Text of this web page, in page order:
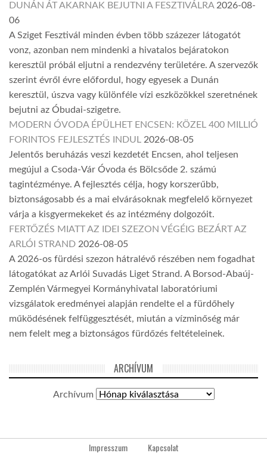
DUNÁN ÁT AKARNAK BEJUTNI A FESZTIVÁLRA 2026-08-
06
A Sziget Fesztivál minden évben több százezer látogatót
vonz, azonban nem mindenki a hivatalos bejáratokon
keresztül próbál eljutni a rendezvény területére. A szervezők
szerint évről évre előfordul, hogy egyesek a Dunán
keresztül, úszva vagy különféle vízi eszközökkel szeretnének
bejutni az Óbudai-szigetre.
MODERN ÓVODA ÉPÜLHET ENCSEN: KÖZEL 400 MILLIÓ
FORINTOS FEJLESZTÉS INDUL 2026-08-05
Jelentős beruházás veszi kezdetét Encsen, ahol teljesen
megújul a Csoda-Vár Óvoda és Bölcsőde 2. számú
tagintézménye. A fejlesztés célja, hogy korszerűbb,
biztonságosabb és a mai elvárásoknak megfelelő környezet
várja a kisgyermekeket és az intézmény dolgozóit.
FERTŐZÉS MIATT AZ IDEI SZEZON VÉGÉIG BEZÁRT AZ
ARLÓI STRAND 2026-08-05
A 2026-os fürdési szezon hátralévő részében nem fogadhat
látogatókat az Arlói Suvadás Liget Strand. A Borsod-Abaúj-
Zemplén Vármegyei Kormányhivatal laboratóriumi
vizsgálatok eredményei alapján rendelte el a fürdőhely
működésének felfüggesztését, miután a vízminőség már
nem felelt meg a biztonságos fürdőzés feltételeinek.
ARCHÍVUM
Archívum
Impresszum Kapcsolat